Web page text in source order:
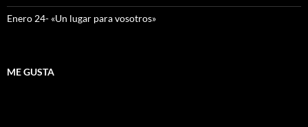
Enero 24- «Un lugar para vosotros»
ME GUSTA